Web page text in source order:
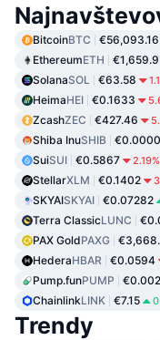
BitcoinBTC €56,093.16
EthereumETH
SolanaSOL €63.58
HeimaHEI €0.1633
ZcashZEC €427.46
Shiba InuSHIB
SuiSUI €0.5867 2.19%
StellarXLM €0.1402
SKYAISKYAI €0.07282
Terra ClassicLUNC
PAX GoldPAXG
HederaHBAR €0.0594
Pump.funPUMP
ChainlinkLINK €7.15
Trendy